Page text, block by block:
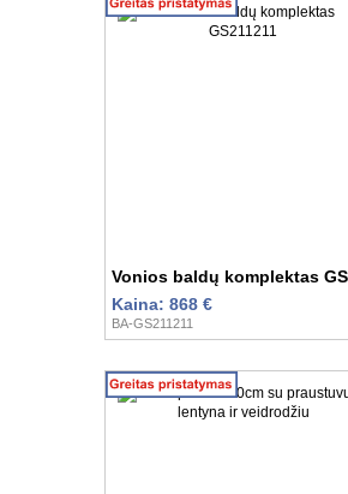
Vonios baldų komplektas
Kaina: 868 €
BA-GS211211